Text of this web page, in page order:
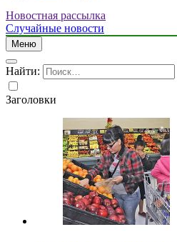
Новостная рассылка
Случайные новости
Меню
Найти:
Заголовки